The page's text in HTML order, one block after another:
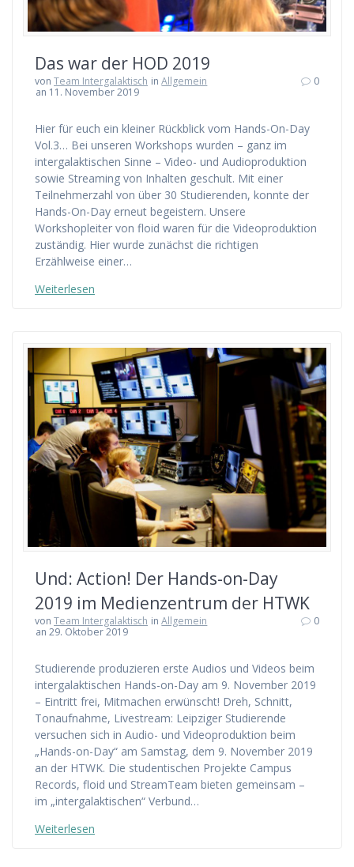
Das war der HOD 2019
von Team Intergalaktisch inAllgemein
an 11. November 2019
0
Hier für euch ein kleiner Rückblick vom Hands-On-Day
Vol.3… Bei unseren Workshops wurden – ganz im
intergalaktischen Sinne – Video- und Audioproduktion
sowie Streaming von Inhalten geschult. Mit einer
Teilnehmerzahl von über 30 Studierenden, konnte der
Hands-On-Day erneut begeistern. Unsere
Workshopleiter von floid waren für die Videoproduktion
zuständig. Hier wurde zunächst die richtigen
Erzählweise einer…
Weiterlesen
Und: Action! Der Hands-on-Day
2019 im Medienzentrum der HTWK
von Team Intergalaktisch inAllgemein
an 29. Oktober 2019
0
Studierende produzieren erste Audios und Videos beim
intergalaktischen Hands-on-Day am 9. November 2019
– Eintritt frei, Mitmachen erwünscht! Dreh, Schnitt,
Tonaufnahme, Livestream: Leipziger Studierende
versuchen sich in Audio- und Videoproduktion beim
„Hands-on-Day“ am Samstag, dem 9. November 2019
an der HTWK. Die studentischen Projekte Campus
Records, floid und StreamTeam bieten gemeinsam –
im „intergalaktischen“ Verbund…
Weiterlesen